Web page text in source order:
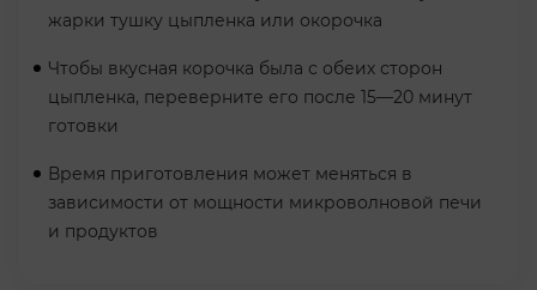
жарки тушку цыпленка или окорочка
Чтобы вкусная корочка была с обеих сторон
цыпленка, переверните его после 15—20 минут
готовки
Время приготовления может меняться в
зависимости от мощности микроволновой печи
и продуктов